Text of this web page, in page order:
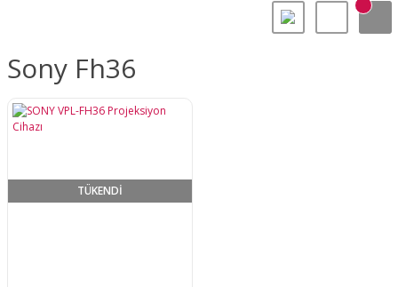
Sony Fh36
TÜKENDİ